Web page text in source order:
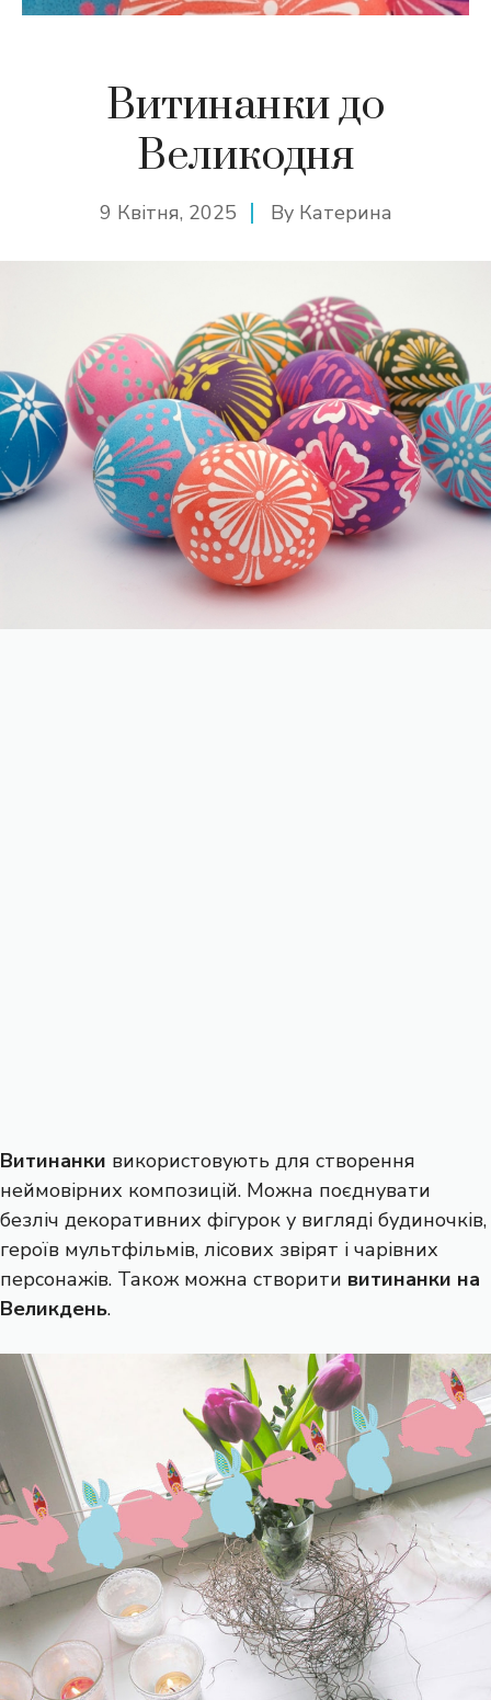
Витинанки до
Великодня
9 Квітня, 2025 By Катерина
Витинанки використовують для створення
неймовірних композицій. Можна поєднувати
безліч декоративних фігурок у вигляді будиночків,
героїв мультфільмів, лісових звірят і чарівних
персонажів. Також можна створити витинанки на
Великдень.